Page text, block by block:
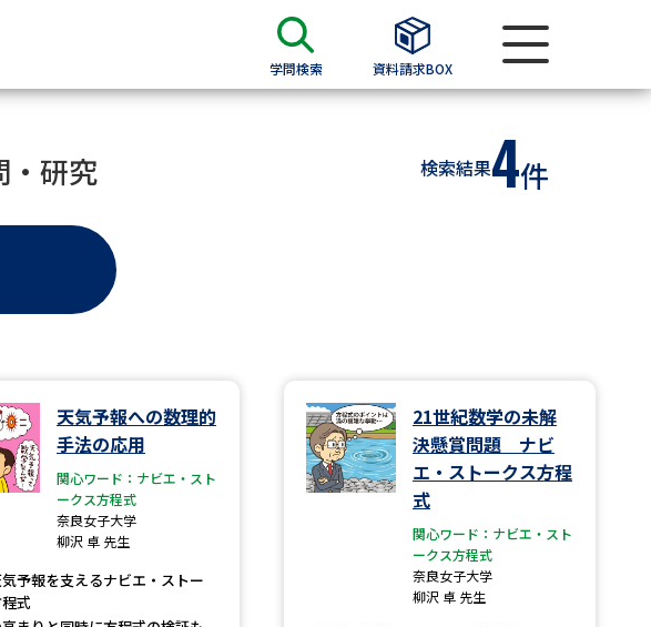
学問検索 資料請求BOX
種類から請求
科パンフ
型選抜 募集要項＆願書
の資料から請求
大学院の資料請求
留学・進学関連、塾・予備校
受験案内」の請求
受験上の配慮案内」の請求
高等学校卒業程度認定試験
験
小学校教員資格認定試験
・研究 検索結果4件
天気予報への数理的
手法の応用
関心ワード：ナビエ・スト
ークス方程式
奈良女子大学
柳沢 卓 先生
予報を支えるナビエ・ストー
式
21世紀数学の未解
決懸賞問題 ナビ
エ・ストークス方程
式
関心ワード：ナビエ・スト
ークス方程式
奈良女子大学
柳沢 卓 先生